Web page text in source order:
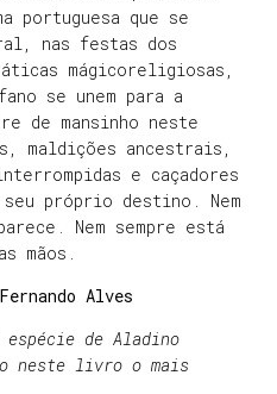
portuguesa que se
nas festas dos
mágicoreligiosas,
se unem para a
de mansinho neste
maldições ancestrais,
e caçadores
próprio destino. Nem
Nem sempre está
mãos.
Alves
de Aladino
neste livro o mais